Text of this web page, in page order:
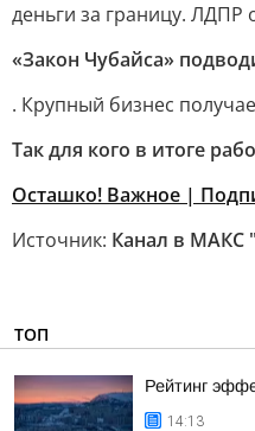
деньги за границу. ЛДПР
«Закон Чубайса»
. Крупный бизнес
Так для кого в итоге
Осташко! Важное |
Источник: Канал в МАКС
ТОП
Рейтинг
14:13